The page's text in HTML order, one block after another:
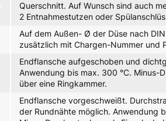
Querschnitt. Auf Wunsch sind auch
2 Entnahmestutzen oder
Auf dem Außen- Ø der Düse nach
zusätzlich mit Chargen-Nummer und
Endflansche aufgeschoben und
Anwendung bis max. 300 °C. Minus-
über eine Ringkammer.
Endflansche vorgeschweißt.
der Rundnähte möglich. Anwendung